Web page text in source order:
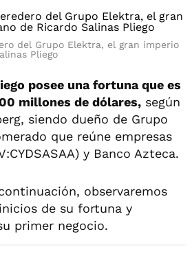
del Grupo Elektra, el gran imperio
Pliego
posee una fortuna que es
millones de dólares, según
siendo dueño de Grupo
que reúne empresas
y Banco Azteca.
observaremos
de su fortuna y
primer negocio.